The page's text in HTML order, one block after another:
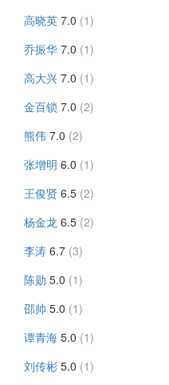
高晓英 7.0 (1)
乔振华 7.0 (1)
高大兴 7.0 (1)
金百锁 7.0 (2)
熊伟 7.0 (2)
张增明 6.0 (1)
王俊贤 6.5 (2)
杨金龙 6.5 (2)
李涛 6.7 (3)
陈勋 5.0 (1)
邵帅 5.0 (1)
谭青海 5.0 (1)
刘传彬 5.0 (1)